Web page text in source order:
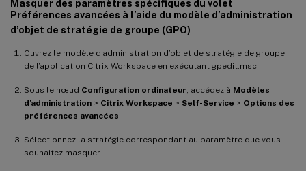
Masquer des paramètres spécifiques du volet
Préférences avancées à l’aide du modèle d’administration
d’objet de stratégie de groupe (GPO)
Ouvrez le modèle d’administration d’objet de stratégie de groupe
de l’application Citrix Workspace en exécutant gpedit.msc.
Sous le nœud Configuration ordinateur, accédez à Modèles
d’administration > Citrix Workspace > Self-Service > Options des
préférences avancées.
Sélectionnez la stratégie correspondant au paramètre que vous
souhaitez masquer.